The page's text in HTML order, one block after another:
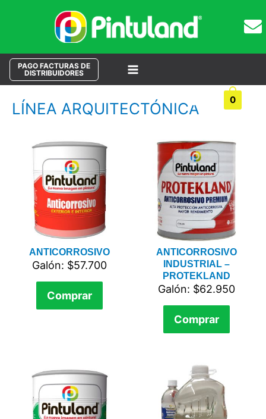
PAGO FACTURAS DE
DISTRIBUIDORES
Menu
Buscar
0
LÍNEA ARQUITECTÓNICA
ANTICORROSIVO
Galón: $57.700
Comprar
ANTICORROSIVO
INDUSTRIAL –
PROTEKLAND
Galón: $62.950
Comprar